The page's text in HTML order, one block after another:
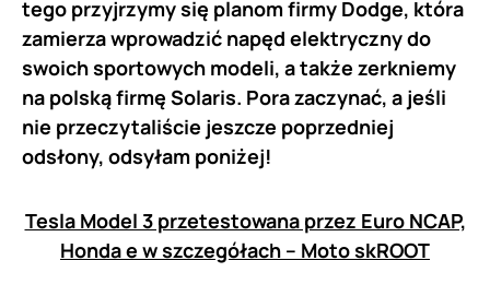
tego przyjrzymy się planom firmy Dodge, która
zamierza wprowadzić napęd elektryczny do
swoich sportowych modeli, a także zerkniemy
na polską firmę Solaris. Pora zaczynać, a jeśli
nie przeczytaliście jeszcze poprzedniej
odsłony, odsyłam poniżej!
Tesla Model 3 przetestowana przez Euro NCAP,
Honda e w szczegółach – Moto skROOT